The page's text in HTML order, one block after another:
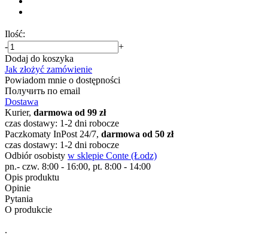
Ilość:
-
+
Dodaj do koszyka
Jak złożyć zamówienie
Powiadom mnie o dostępności
Получить по email
Dostawa
Kurier, darmowa od 99 zł
czas dostawy: 1-2 dni robocze
Paczkomaty InPost 24/7, darmowa od 50 zł
czas dostawy: 1-2 dni robocze
Odbiór osobisty w sklepie Conte (Łodz)
pn.- czw. 8:00 - 16:00, pt. 8:00 - 14:00
Opis produktu
Opinie
Pytania
O produkcie
.